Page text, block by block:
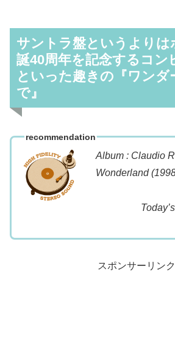
サントラ盤というよりは
誕40周年を記念するコン
といった趣きの『ワンダ
で』
recommendation
Album : Claudio
Wonderland
スポンサーリンク